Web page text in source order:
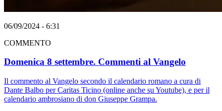
06/09/2024 - 6:31
COMMENTO
Domenica 8 settembre. Commenti al Vangelo
Il commento al Vangelo secondo il calendario romano a cura di
Dante Balbo per Caritas Ticino (online anche su Youtube), e per il
calendario ambrosiano di don Giuseppe Grampa.